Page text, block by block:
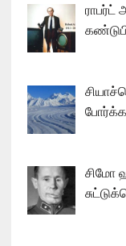
சிமோ